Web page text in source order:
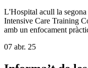
L'Hospital acull la
Intensive Care Training
amb un enfocament
07 abr. 25